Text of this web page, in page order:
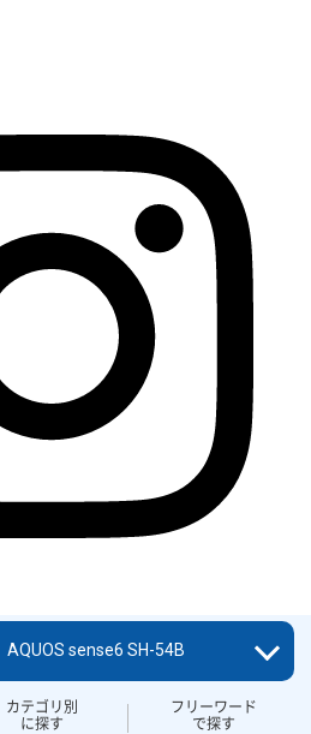
カテゴリ別
に探す
フリーワード
で探す
AQUOS sense6 SH-54B